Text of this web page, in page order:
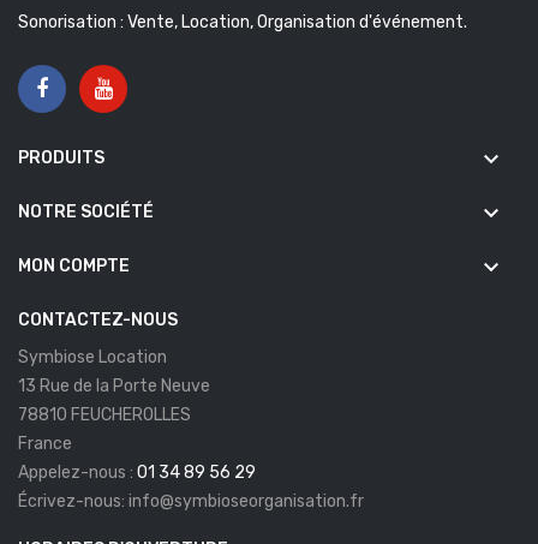
Sonorisation : Vente, Location, Organisation d'événement.
PRODUITS keyboard_arrow_down
NOTRE SOCIÉTÉ keyboard_arrow_down
MON COMPTE keyboard_arrow_down
CONTACTEZ-NOUS
Symbiose Location
13 Rue de la Porte Neuve
78810 FEUCHEROLLES
France
Appelez-nous : 01 34 89 56 29
Écrivez-nous: info@symbioseorganisation.fr